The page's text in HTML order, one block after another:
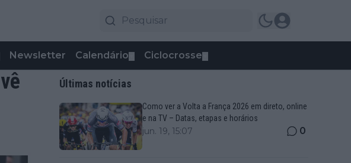
Newsletter Calendário Ciclocrosse
Últimas notícias
Como ver a Volta a França 2026 em direto, online
e na TV – Datas, etapas e horários
jun. 19, 15:07 0